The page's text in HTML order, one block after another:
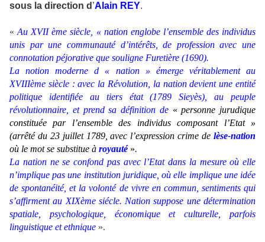
sous la direction d ’Alain REY.
«Au XVII ème siècle, « nation englobe l’ensemble des individus
unis par une communauté d’intérêts, de profession avec une
connotation péjorative que souligne Furetière (1690).
La notion moderne d « nation » émerge véritablement au
XVIIIème siècle : avec la Révolution, la nation devient une entité
politique identifiée au tiers état (1789 Sieyès), au peuple
révolutionnaire, et prend sa définition de « personne jurudique
constituée par l’ensemble des individus composant l’Etat »
(arrêté du 23 juillet 1789, avec l’expression crime de lèse-nation
où le mot se substitue à royauté ».
La nation ne se confond pas avec l’Etat dans la mesure où elle
n’implique pas une institution juridique, où elle implique une idée
de spontanéité, et la volonté de vivre en commun, sentiments qui
s’affirment au XIXème siécle. Nation suppose une détermination
spatiale, psychologique, économique et culturelle, parfois
linguistique et ethnique ».